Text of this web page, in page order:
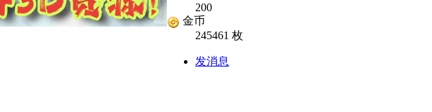
200
金币
245461 枚
发消息